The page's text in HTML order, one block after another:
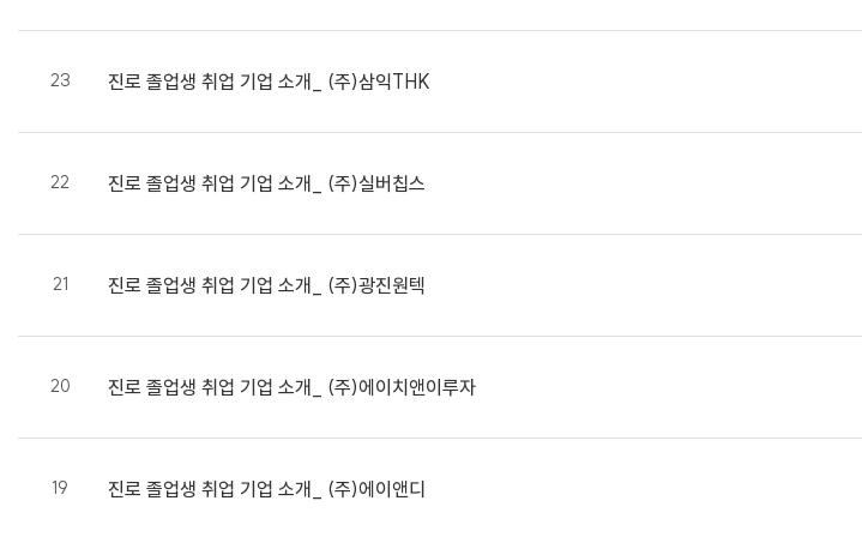
23 진로 졸업생 취업 기업 소개_ (주)삼익THK
22 진로 졸업생 취업 기업 소개_ (주)실버칩스
21 진로 졸업생 취업 기업 소개_ (주)광진원텍
20 진로 졸업생 취업 기업 소개_ (주)에이치앤이루자
19 진로 졸업생 취업 기업 소개_ (주)에이앤디